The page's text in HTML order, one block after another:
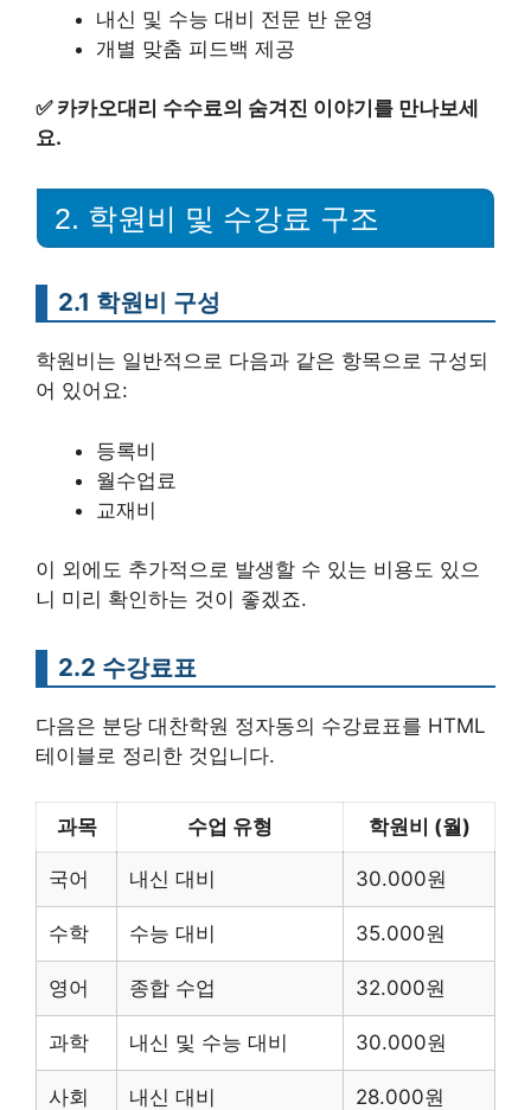
내신 및 수능 대비 전문 반 운영
개별 맞춤 피드백 제공
✅ 카카오대리 수수료의 숨겨진 이야기를 만나보세
요.
2. 학원비 및 수강료 구조
2.1 학원비 구성
학원비는 일반적으로 다음과 같은 항목으로 구성되
어 있어요:
등록비
월수업료
교재비
이 외에도 추가적으로 발생할 수 있는 비용도 있으
니 미리 확인하는 것이 좋겠죠.
2.2 수강료표
다음은 분당 대찬학원 정자동의 수강료표를 HTML
테이블로 정리한 것입니다.
과목 수업 유형 학원비 (월)
국어 내신 대비 30.000원
수학 수능 대비 35.000원
영어 종합 수업 32.000원
과학 내신 및 수능 대비 30.000원
사회 내신 대비 28.000원